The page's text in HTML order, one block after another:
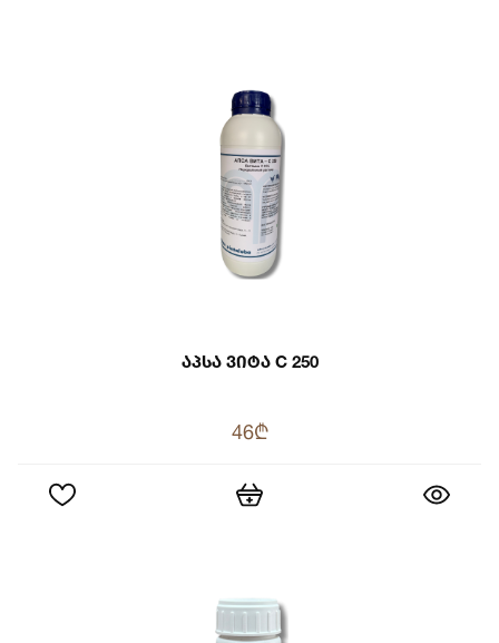
Აპსა Ვიტა C 250
46₾